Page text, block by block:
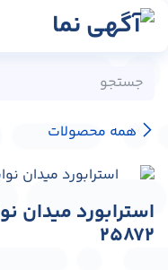
پرش به محتوا
همه محصولات
25872